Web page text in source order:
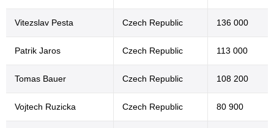
Vitezslav Pesta Czech Republic 136 000
Patrik Jaros Czech Republic 113 000
Tomas Bauer Czech Republic 108 200
Vojtech Ruzicka Czech Republic 80 900